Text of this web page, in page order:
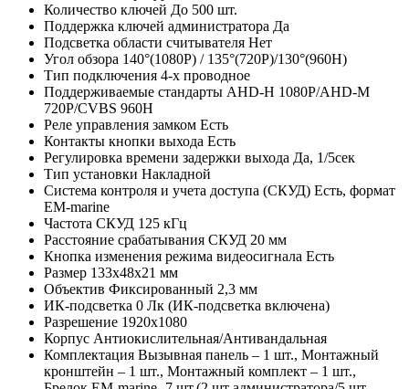
Количество ключей До 500 шт.
Поддержка ключей администратора Да
Подсветка области считывателя Нет
Угол обзора 140°(1080P) / 135°(720P)/130°(960H)
Тип подключения 4-х проводное
Поддерживаемые стандарты AHD-H 1080P/AHD-M
720P/CVBS 960H
Реле управления замком Есть
Контакты кнопки выхода Есть
Регулировка времени задержки выхода Да, 1/5сек
Тип установки Накладной
Система контроля и учета доступа (СКУД) Есть, формат
EM-marine
Частота СКУД 125 кГц
Расстояние срабатывания СКУД 20 мм
Кнопка изменения режима видеосигнала Есть
Размер 133х48х21 мм
Объектив Фиксированный 2,3 мм
ИК-подсветка 0 Лк (ИК-подсветка включена)
Разрешение 1920х1080
Корпус Антиокислительная/Антивандальная
Комплектация Вызывная панель – 1 шт., Монтажный
кронштейн – 1 шт., Монтажный комплект – 1 шт.,